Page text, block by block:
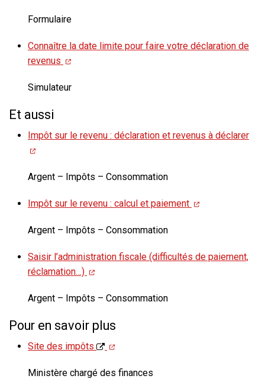
Formulaire
Connaître la date limite pour faire votre déclaration de
revenus
Simulateur
Et aussi
Impôt sur le revenu : déclaration et revenus à déclarer
Argent – Impôts – Consommation
Impôt sur le revenu : calcul et paiement
Argent – Impôts – Consommation
Saisir l’administration fiscale (difficultés de paiement,
réclamation…)
Argent – Impôts – Consommation
Pour en savoir plus
Site des impôts
Ministère chargé des finances